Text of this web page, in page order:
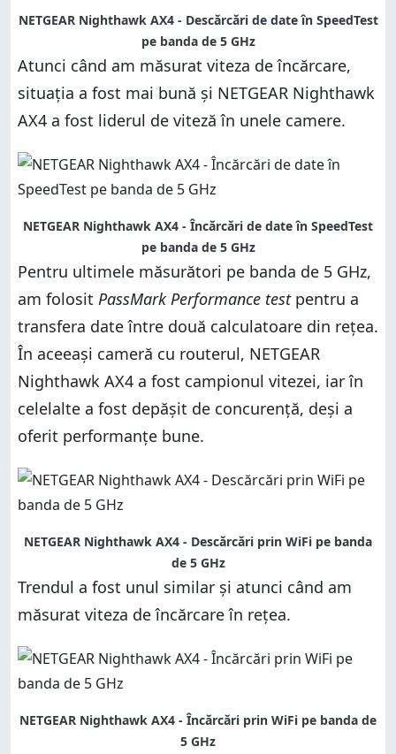
NETGEAR Nighthawk AX4 - Descărcări de date în SpeedTest
pe banda de 5 GHz
Atunci când am măsurat viteza de încărcare,
situația a fost mai bună și NETGEAR Nighthawk
AX4 a fost liderul de viteză în unele camere.
NETGEAR Nighthawk AX4 - Încărcări de date în SpeedTest
pe banda de 5 GHz
Pentru ultimele măsurători pe banda de 5 GHz,
am folosit PassMark Performance testpentru a
transfera date între două calculatoare din rețea.
În aceeași cameră cu routerul, NETGEAR
Nighthawk AX4 a fost campionul vitezei, iar în
celelalte a fost depășit de concurență, deși a
oferit performanțe bune.
NETGEAR Nighthawk AX4 - Descărcări prin WiFi pe banda
de 5 GHz
Trendul a fost unul similar și atunci când am
măsurat viteza de încărcare în rețea.
NETGEAR Nighthawk AX4 - Încărcări prin WiFi pe banda de
5 GHz